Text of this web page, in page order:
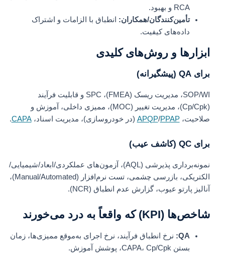
RCA و بهبود.
تأمین‌کنندگان/همکاران:انطباق با الزامات و اشتراک
داده‌های کیفیت.
ابزارها و روش‌های کلیدی
برای QA (پیشگیرانه)
SOP/WI، مدیریت ریسک (FMEA)، SPC و قابلیت فرآیند
(Cp/Cpk)، مدیریت تغییر (MOC)، ممیزی داخلی، آموزش و
صلاحیت،
APQP/PPAP (در خودروسازی)، مدیریت اسناد،CAPA
.
برای QC (کاشف عیب)
نمونه‌برداری پذیرشی (AQL)، آزمون‌های عملکردی/ابعاد/شیمیایی/
الکتریکی، بازرسی چشمی، تست نرم‌افزار (Manual/Automated)،
آنالیز پارتو عیوب، گزارش عدم انطباق (NCR).
شاخص‌ها (KPI) که واقعاً به درد می‌خورند
QA: نرخ انطباق فرآیند، نرخ اجرای به‌موقع ممیزی‌ها، زمان
بستن CAPA، Cp/Cpk، پوشش آموزش.